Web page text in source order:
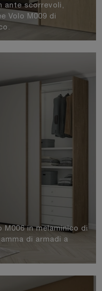
ante scorrevoli,
Volo M009 di
M006 in melaminico di
di armadi a